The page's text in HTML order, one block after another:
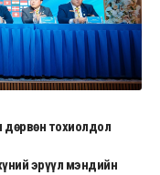
дөрвөн тохиолдол
эрүүл мэндийн